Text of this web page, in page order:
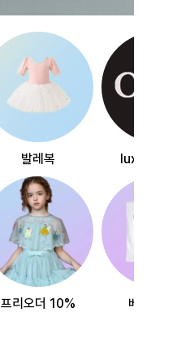
발레복
프리오더 10% 베스트리